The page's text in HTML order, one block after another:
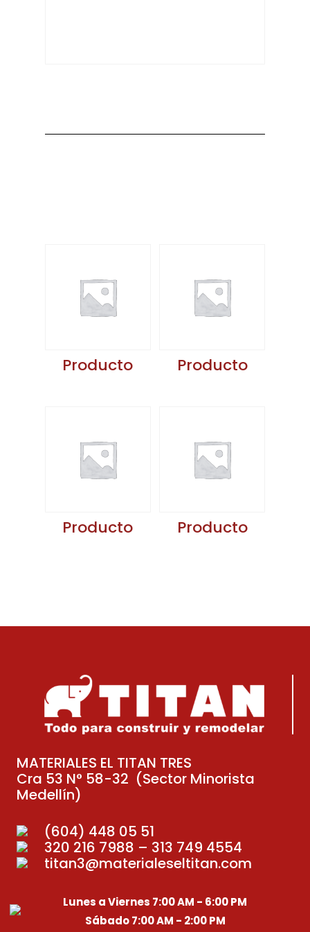
Producto Producto
Producto Producto
MATERIALES EL TITAN TRES
Cra 53 N° 58-32 (Sector Minorista
Medellín)
(604) 448 05 51
320 216 7988 – 313 749 4554
titan3@materialeseltitan.com
Lunes a Viernes 7:00 AM - 6:00 PM
Sábado 7:00 AM - 2:00 PM